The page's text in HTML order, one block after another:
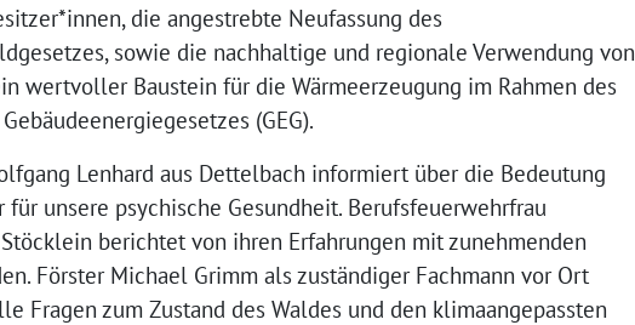
die angestrebte Neufassung des
sowie die nachhaltige und regionale Verwendung von
wertvoller Baustein für die Wärmeerzeugung im Rahmen des
(GEG).
Lenhard aus Dettelbach informiert über die Bedeutung
für unsere psychische Gesundheit. Berufsfeuerwehrfrau
berichtet von ihren Erfahrungen mit zunehmenden
Förster Michael Grimm als zuständiger Fachmann vor Ort
Fragen zum Zustand des Waldes und den klimaangepassten